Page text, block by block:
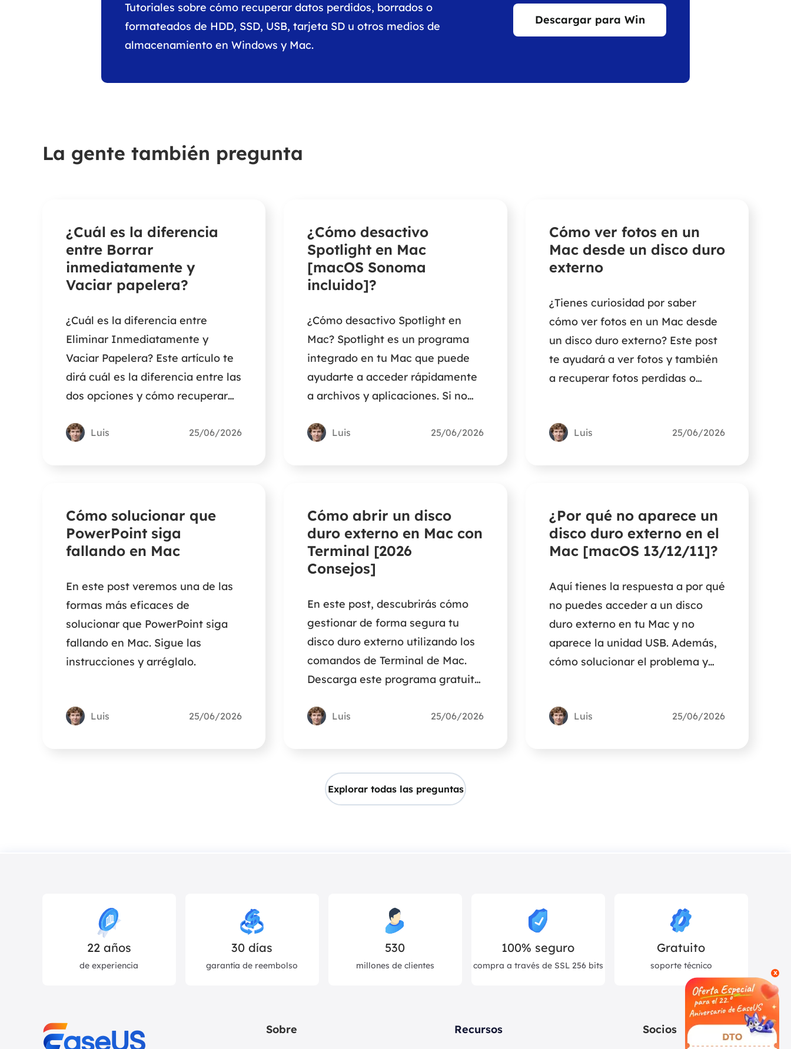
x
Tutoriales sobre cómo recuperar datos perdidos, borrados o
formateados de HDD, SSD, USB, tarjeta SD u otros medios de
almacenamiento en Windows y Mac.
Descargar para Win
La gente también pregunta
¿Cuál es la diferencia
entre Borrar
inmediatamente y
Vaciar papelera?
¿Cuál es la diferencia entre
Eliminar Inmediatamente y
Vaciar Papelera? Este artículo te
dirá cuál es la diferencia entre las
dos opciones y cómo recuperar
Borrar inmediatamente y Vaciar
Luis 25/06/2026
¿Cómo desactivo
Spotlight en Mac
[macOS Sonoma
incluido]?
¿Cómo desactivo Spotlight en
Mac? Spotlight es un programa
integrado en tu Mac que puede
ayudarte a acceder rápidamente
a archivos y aplicaciones. Si no
para aprender a desactivarlo.
Luis 25/06/2026
Cómo ver fotos en un
Mac desde un disco duro
externo
¿Tienes curiosidad por saber
cómo ver fotos en un Mac desde
un disco duro externo? Este post
te ayudará a ver fotos y también
a recuperar fotos perdidas o
Luis 25/06/2026
Cómo solucionar que
PowerPoint siga
fallando en Mac
En este post veremos una de las
formas más eficaces de
solucionar que PowerPoint siga
fallando en Mac. Sigue las
instrucciones y arréglalo.
Luis 25/06/2026
Cómo abrir un disco
duro externo en Mac con
Terminal [2026
Consejos]
En este post, descubrirás cómo
gestionar de forma segura tu
disco duro externo utilizando los
comandos de Terminal de Mac.
Descarga este programa gratuito
para restaurar hasta 2 GB de
unidad equivocada utilizando los
comandos de Terminal.
Luis 25/06/2026
¿Por qué no aparece un
disco duro externo en el
Mac [macOS 13/12/11]?
Aquí tienes la respuesta a por qué
no puedes acceder a un disco
duro externo en tu Mac y no
aparece la unidad USB. Además,
cómo solucionar el problema y
Luis 25/06/2026
Explorar todas las preguntas
22años
de experiencia
30 días
garantía de reembolso
530
millones de clientes
100% seguro
compra a través de SSL 256 bits
Gratuito
soporte técnico
Sobre Recursos Socios